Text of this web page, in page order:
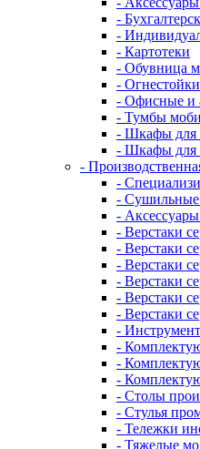
-
-
- Картотеки
- Обувница
-
- Офисные и
- Тумбы
- Шкафы для
- Шкафы для
-
-
-
-
- Верстаки
- Верстаки
- Верстаки
- Верстаки
- Верстаки
- Верстаки
-
-
-
-
- Столы
- Стулья
- Тележки
- Тяжелые